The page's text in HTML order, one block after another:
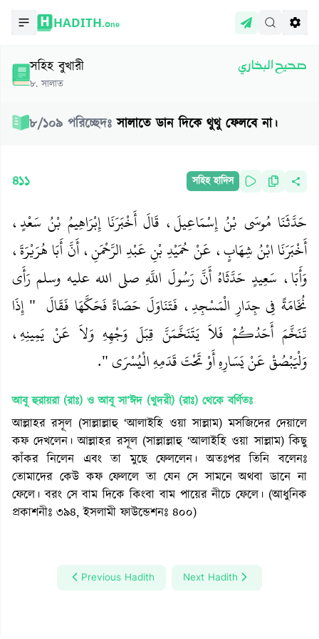
HADITH.One
সহিহ বুখারী
৮.সালাত
صحيح البخاري
৮/১০৯ পরিচ্ছেদঃ সালাতে ডান দিকে থুথু ফেলবে না।
৪১১ সহিহ হাদিস
حَدَّثَنَا مُوسَى بْنُ إِسْمَاعِيلَ، قَالَ أَخْبَرَنَا إِبْرَاهِيمُ بْنُ سَعْدٍ،
أَخْبَرَنَا ابْنُ شِهَابٍ، عَنْ حُمَيْدِ بْنِ عَبْدِ الرَّحْمَنِ، أَنَّ أَبَا هُرَيْرَةَ،
وَأَبَا، سَعِيدٍ حَدَّثَاهُ أَنَّ رَسُولَ اللَّهِ صلى الله عليه وسلم رَأَى
نُخَامَةً فِي جِدَارِ الْمَسْجِدِ، فَتَنَاوَلَ حَصَاةً فَحَكَّهَا فَقَالَ ‏ "‏ إِذَا
تَنَخَّمَ أَحَدُكُمْ فَلاَ يَتَنَخَّمَنَّ قِبَلَ وَجْهِهِ وَلاَ عَنْ يَمِينِهِ،
وَلْيَبْصُقْ عَنْ يَسَارِهِ أَوْ تَحْتَ قَدَمِهِ الْيُسْرَى ‏"‏‏.‏
আবূ হুরায়রা (রাঃ) ও আবূ সা’ঈদ (খুদরী) (রাঃ) থেকে বর্ণিতঃ
আল্লাহর রসূল (সাল্লাল্লাহু ‘আলাইহি ওয়া সাল্লাম) মসজিদের দেয়ালে
কফ দেখলেন। আল্লাহর রসূল (সাল্লাল্লাহু ‘আলাইহি ওয়া সাল্লাম) কিছু
কাঁকর নিলেন এবং তা মুছে ফেললেন। অতঃপর তিনি বলেনঃ
তোমাদের কেউ কফ ফেললে তা যেন সে সামনে অথবা ডানে না
ফেলে। বরং সে বাম দিকে কিংবা বাম পায়ের নীচে ফেলে। (আধুনিক
প্রকাশনীঃ ৩৯৪, ইসলামী ফাউন্ডেশনঃ ৪০০)
Previous Hadith Next Hadith